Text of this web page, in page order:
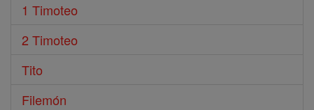
1 Timoteo
2 Timoteo
Tito
Filemón